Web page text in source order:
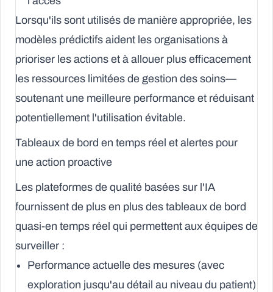
Lorsqu'ils sont utilisés de manière appropriée, les
modèles prédictifs aident les organisations à
prioriser les actions et à allouer plus efficacement
les ressources limitées de gestion des soins—
soutenant une meilleure performance et réduisant
potentiellement l'utilisation évitable.
Tableaux de bord en temps réel et alertes pour
une action proactive
Les plateformes de qualité basées sur l'IA
fournissent de plus en plus des tableaux de bord
quasi-en temps réel qui permettent aux équipes de
surveiller :
Performance actuelle des mesures (avec
exploration jusqu'au détail au niveau du patient)